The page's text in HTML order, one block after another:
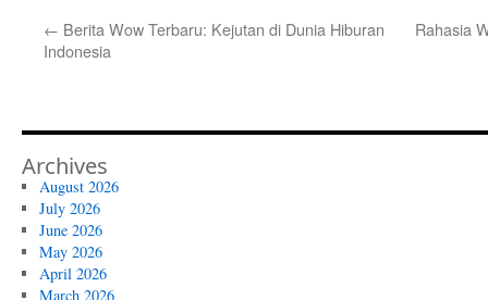
← Berita Wow Terbaru: Kejutan di Dunia Hiburan
Indonesia
Rahasia
Archives
August 2026
July 2026
June 2026
May 2026
April 2026
March 2026